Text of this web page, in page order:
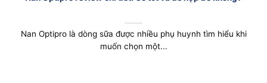
Nan Optipro là dòng sữa được nhiều phụ huynh tìm hiểu khi
muốn chọn một...